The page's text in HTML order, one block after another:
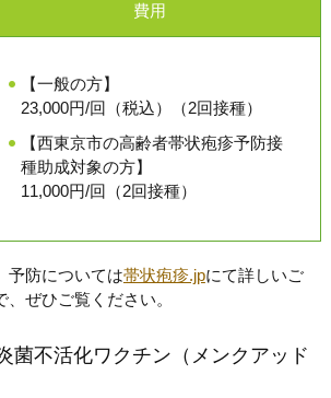
費用
【一般の方】
23,000円/回（税込）（2回接種）
【西東京市の高齢者帯状疱疹予防接
種助成対象の方】
11,000円/回（2回接種）
予防については帯状疱疹.jpにて詳しいご
ぜひご覧ください。
菌不活化ワクチン（メンクアッド